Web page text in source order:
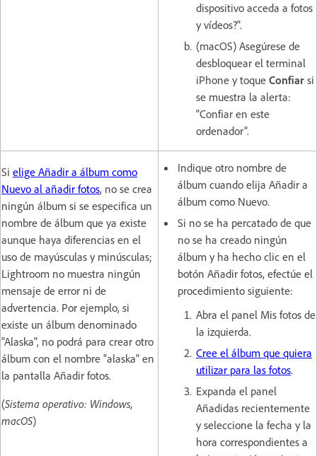
dispositivo acceda a fotos
y vídeos?".
(macOS) Asegúrese de
desbloquear el terminal
iPhone y toque Confiar si
se muestra la alerta:
"Confiar en este
ordenador".
Si elige Añadir a álbum como
Nuevo al añadir fotos, no se crea
ningún álbum si se especifica un
nombre de álbum que ya existe
aunque haya diferencias en el
uso de mayúsculas y minúsculas;
Lightroom no muestra ningún
mensaje de error ni de
advertencia. Por ejemplo, si
existe un álbum denominado
"Alaska", no podrá para crear otro
álbum con el nombre "alaska" en
la pantalla Añadir fotos.
(Sistema operativo: Windows,
macOS)
Indique otro nombre de
álbum cuando elija Añadir a
álbum como Nuevo.
Si no se ha percatado de que
no se ha creado ningún
álbum y ha hecho clic en el
botón Añadir fotos, efectúe el
procedimiento siguiente:
Abra el panel Mis fotos de
la izquierda.
Cree el álbum que quiera
utilizar para las fotos.
Expanda el panel
Añadidas recientemente
y seleccione la fecha y la
hora correspondientes a